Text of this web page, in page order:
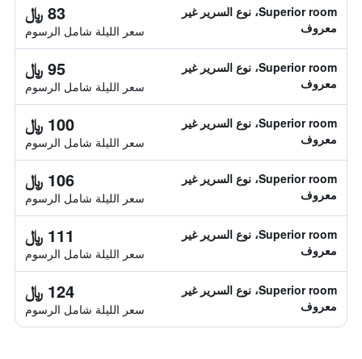
Superior room، نوع السرير غير
معروف
83 ﷼
سعر الليلة شامل الرسوم
Superior room، نوع السرير غير
معروف
95 ﷼
سعر الليلة شامل الرسوم
Superior room، نوع السرير غير
معروف
100 ﷼
سعر الليلة شامل الرسوم
Superior room، نوع السرير غير
معروف
106 ﷼
سعر الليلة شامل الرسوم
Superior room، نوع السرير غير
معروف
111 ﷼
سعر الليلة شامل الرسوم
Superior room، نوع السرير غير
معروف
124 ﷼
سعر الليلة شامل الرسوم